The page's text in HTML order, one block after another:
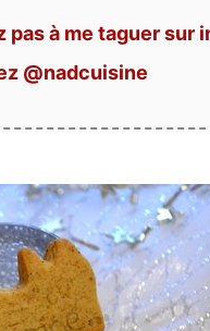
à me taguer sur
@nadcuisine